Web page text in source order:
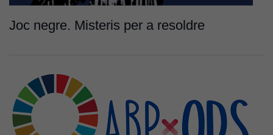
Joc negre. Misteris per a resoldre